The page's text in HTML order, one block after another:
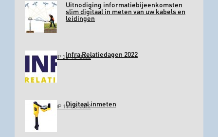
Uitnodiging informatiebijeenkomsten
slim digitaal in meten van uw kabels en
leidingen
GEPLAATST OP 26-10-2022Infra Relatiedagen 2022
GEPLAATST OP 11-03-2022Digitaal inmeten